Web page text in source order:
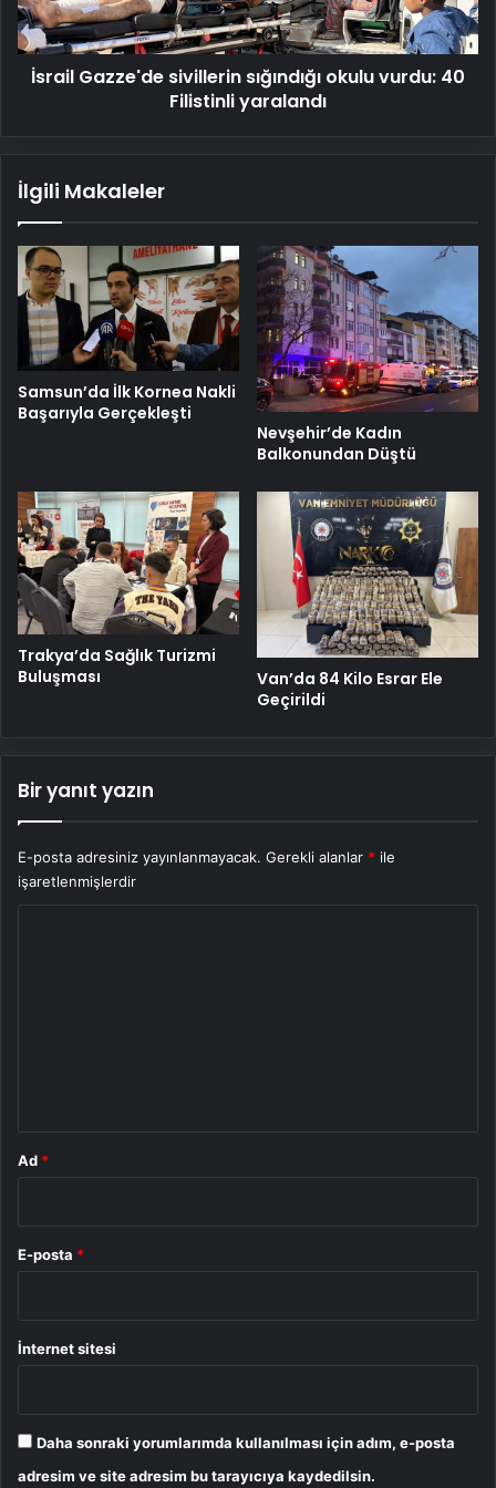
40
Filistinli
yaralandı
İsrail Gazze'de sivillerin sığındığı okulu vurdu: 40
Filistinli yaralandı
İlgili Makaleler
Samsun’da İlk Kornea Nakli
Başarıyla Gerçekleşti
Nevşehir’de Kadın
Balkonundan Düştü
Trakya’da Sağlık Turizmi
Buluşması
Van’da 84 Kilo Esrar Ele
Geçirildi
Bir yanıt yazın
E-posta adresiniz yayınlanmayacak. Gerekli alanlar * ile
işaretlenmişlerdir
Ad *
E-posta *
İnternet sitesi
Daha sonraki yorumlarımda kullanılması için adım, e-posta
adresim ve site adresim bu tarayıcıya kaydedilsin.